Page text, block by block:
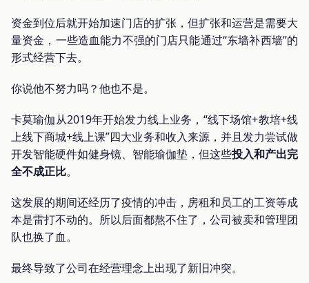
资金到位后就开始加速门店的扩张，但扩张和运营是需要大
量资金，一些造血能力不强的门店只能通过“东墙补西墙”的
形式经营下去。
你说他不努力吗？他也不是。
卡莫瑜伽从2019年开始发力线上业务，“线下场馆+教培+线
上线下商城+线上课”四大业务和收入来源，并且发力尝试做
开发智能硬件如健身镜、智能瑜伽垫，但这些投入和产出完
全不成正比。
这发展的期间还经历了疫情的冲击，房租和员工的工资等成
本是雷打不动的。所以后面都熬不住了，公司被卖和管理团
队也换了血。
最终导致了公司在经营理念上出现了新旧冲突。